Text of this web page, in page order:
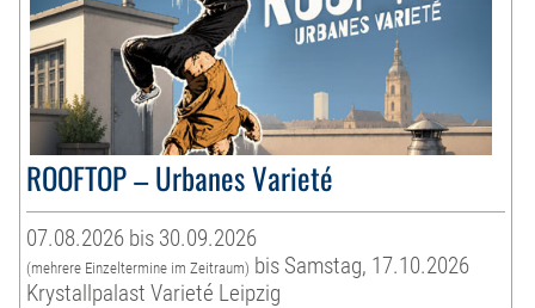
ROOFTOP – Urbanes Varieté
07.08.2026 bis 30.09.2026
(mehrere Einzeltermine im Zeitraum) bis Samstag, 17.10.2026
Krystallpalast Varieté Leipzig